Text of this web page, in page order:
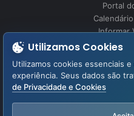
Portal
Informar
Perguntas
LGPD – Lei Geral
Utilizamos Cookies
Utilizamos cookies essenciais
experiência. Seus dados são
de Privacidade e Cookies